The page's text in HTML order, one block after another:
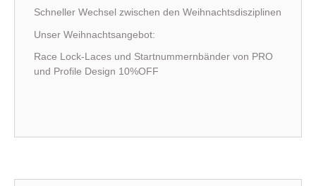
Schneller Wechsel zwischen den Weihnachtsdisziplinen
Unser Weihnachtsangebot:
Race Lock-Laces und Startnummernbänder von PRO
und Profile Design 10%OFF